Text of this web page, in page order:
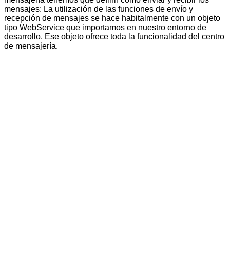
mensajes: La utilización de las funciones de envío y
recepción de mensajes se hace habitalmente con un objeto
tipo WebService que importamos en nuestro entorno de
desarrollo. Ese objeto ofrece toda la funcionalidad del centro
de mensajería.